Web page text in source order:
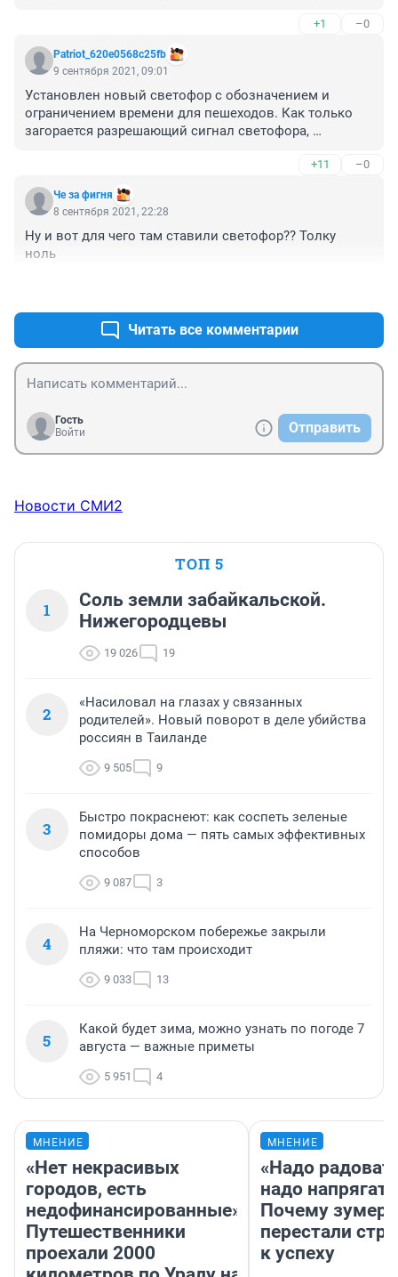
летают до первой жертвы потом наверное будут
охать и принимать меры
+1 –0
Patriot_620e0568c25fb
9 сентября 2021, 09:01
Установлен новый светофор с обозначением и
ограничением времени для пешеходов. Как только
загорается разрешающий сигнал светофора,
"водятлы" не обращая внимания просто "летят" на
встречу дтп и возможным жертвам. А в это самое
время на этот самом перекрестке стоят сотрудники
ГИБДД.
+11 –0
Че за фигня
8 сентября 2021, 22:28
Ну и вот для чего там ставили светофор?? Толку
ноль
Читать все комментарии
Гость
Войти
Отправить
Новости СМИ2
ТОП 5
1
Соль земли забайкальской.
Нижегородцевы
19 026 19
2
«Насиловал на глазах у связанных
родителей». Новый поворот в деле убийства
россиян в Таиланде
9 505 9
3
Быстро покраснеют: как соспеть зеленые
помидоры дома — пять самых эффективных
способов
9 087 3
4
На Черноморском побережье закрыли
пляжи: что там происходит
9 033 13
5
Какой будет зима, можно узнать по погоде 7
августа — важные приметы
5 951 4
МНЕНИЕ
«Нет некрасивых
городов, есть
недофинансированные».
Путешественники
проехали 2000
МНЕНИЕ
«Надо
надо
Почему
перестали
к успеху